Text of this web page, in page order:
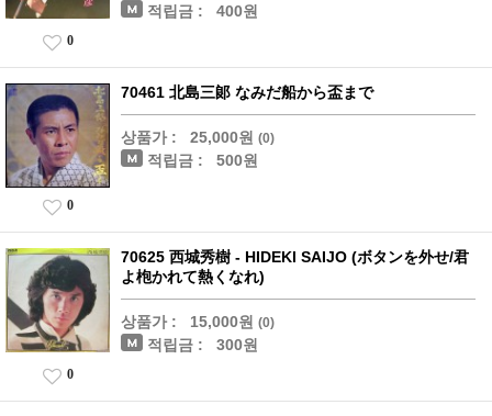
적립금 : 400원
0
70461 北島三郞 なみだ船から盃まで
상품가 : 25,000원 (0)
적립금 : 500원
0
70625 西城秀樹 - HIDEKI SAIJO (ボタンを外せ/君
よ枹かれて熱くなれ)
상품가 : 15,000원 (0)
적립금 : 300원
0